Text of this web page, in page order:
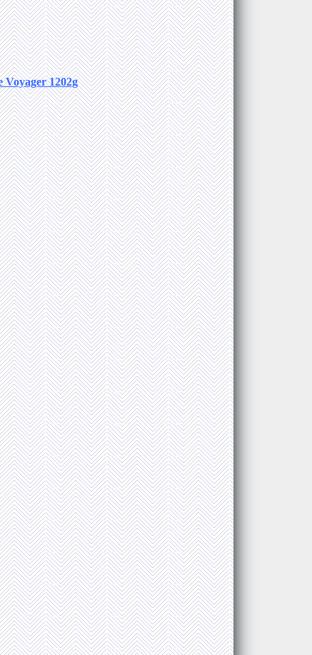
Voyager 1202g